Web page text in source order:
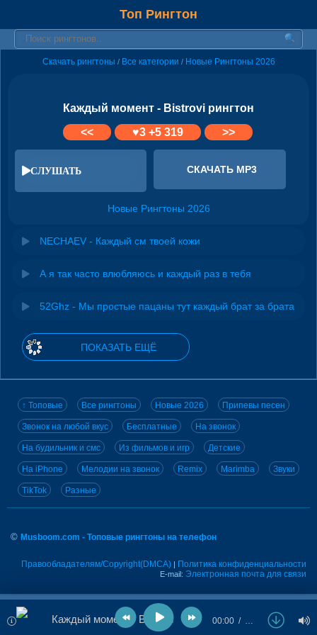
Топ Рингтон
Скачать рингтоны / Все категории / Новые Рингтоны 2026
Каждый момент - Bistrovi рингтон
<<
♥3 +5 319 >>
СЛУШАТЬ СКАЧАТЬ MP3
Новые Рингтоны 2026
NECHAEV - Каждый см твоей кожи
А я так часто влюбляюсь и каждый раз в тебя
52Ghz - Мы простые пацаны тут каждый брат за брата
ПОКАЗАТЬ ЕЩЁ
↑ Топовые Все рингтоны Новые 2026 Припевы песен
Звонок на любой вкус Бесплатные На звонок
На будильник и смс Из фильмов и игр Детские
На iPhone Мелодии на звонок Remix Marimba Звуки
TikTok Разные
© Musboom.com - Топовые рингтоны на телефон
Правообладателям/Copyright(DMCA) | Политика конфиденциальности
E-mail: Электронная почта для связи
Каждый момент - Bistrovi 00:00 …